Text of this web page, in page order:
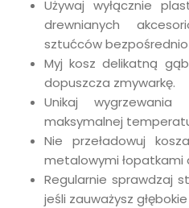
Używaj wyłącznie
drewnianych
sztućców bezpośrednio
Myj kosz delikatną
dopuszcza zmywarkę.
Unikaj
maksymalnej
Nie przeładowuj
metalowymi łopatkami
Regularnie sprawdzaj
jeśli zauważysz